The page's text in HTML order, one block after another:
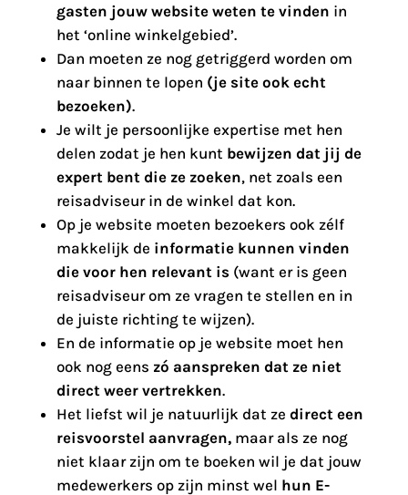
gasten jouw website weten te vinden in
het ‘online winkelgebied’.
Dan moeten ze nog getriggerd worden om
naar binnen te lopen (je site ook echt
bezoeken).
Je wilt je persoonlijke expertise met hen
delen zodat je hen kunt bewijzen dat jij de
expert bent die ze zoeken, net zoals een
reisadviseur in de winkel dat kon.
Op je website moeten bezoekers ook zélf
makkelijk de informatie kunnen vinden
die voor hen relevant is (want er is geen
reisadviseur om ze vragen te stellen en in
de juiste richting te wijzen).
En de informatie op je website moet hen
ook nog eens zó aanspreken dat ze niet
direct weer vertrekken.
Het liefst wil je natuurlijk dat ze direct een
reisvoorstel aanvragen, maar als ze nog
niet klaar zijn om te boeken wil je dat jouw
medewerkers op zijn minst wel hun E-